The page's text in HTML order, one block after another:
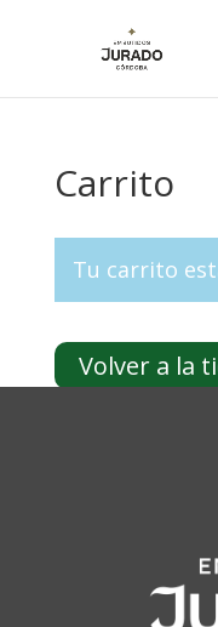
Carrito
Tu carrito
Volver a la